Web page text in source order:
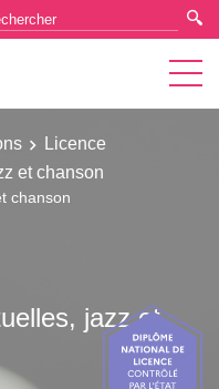
Licence
et chanson
chanson
jazz et